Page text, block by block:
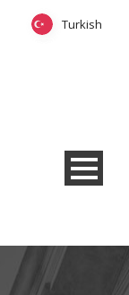
Turkish
Turkish